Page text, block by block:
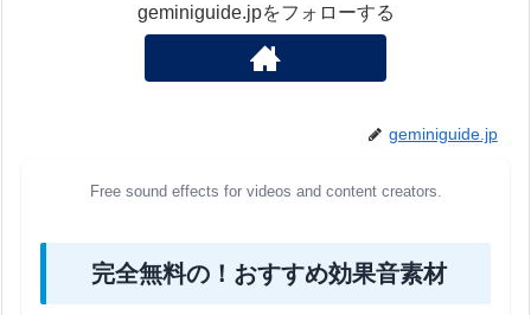
geminiguide.jpをフォローする
geminiguide.jp
Free sound effects for videos and content creators.
完全無料の！おすすめ効果音素材